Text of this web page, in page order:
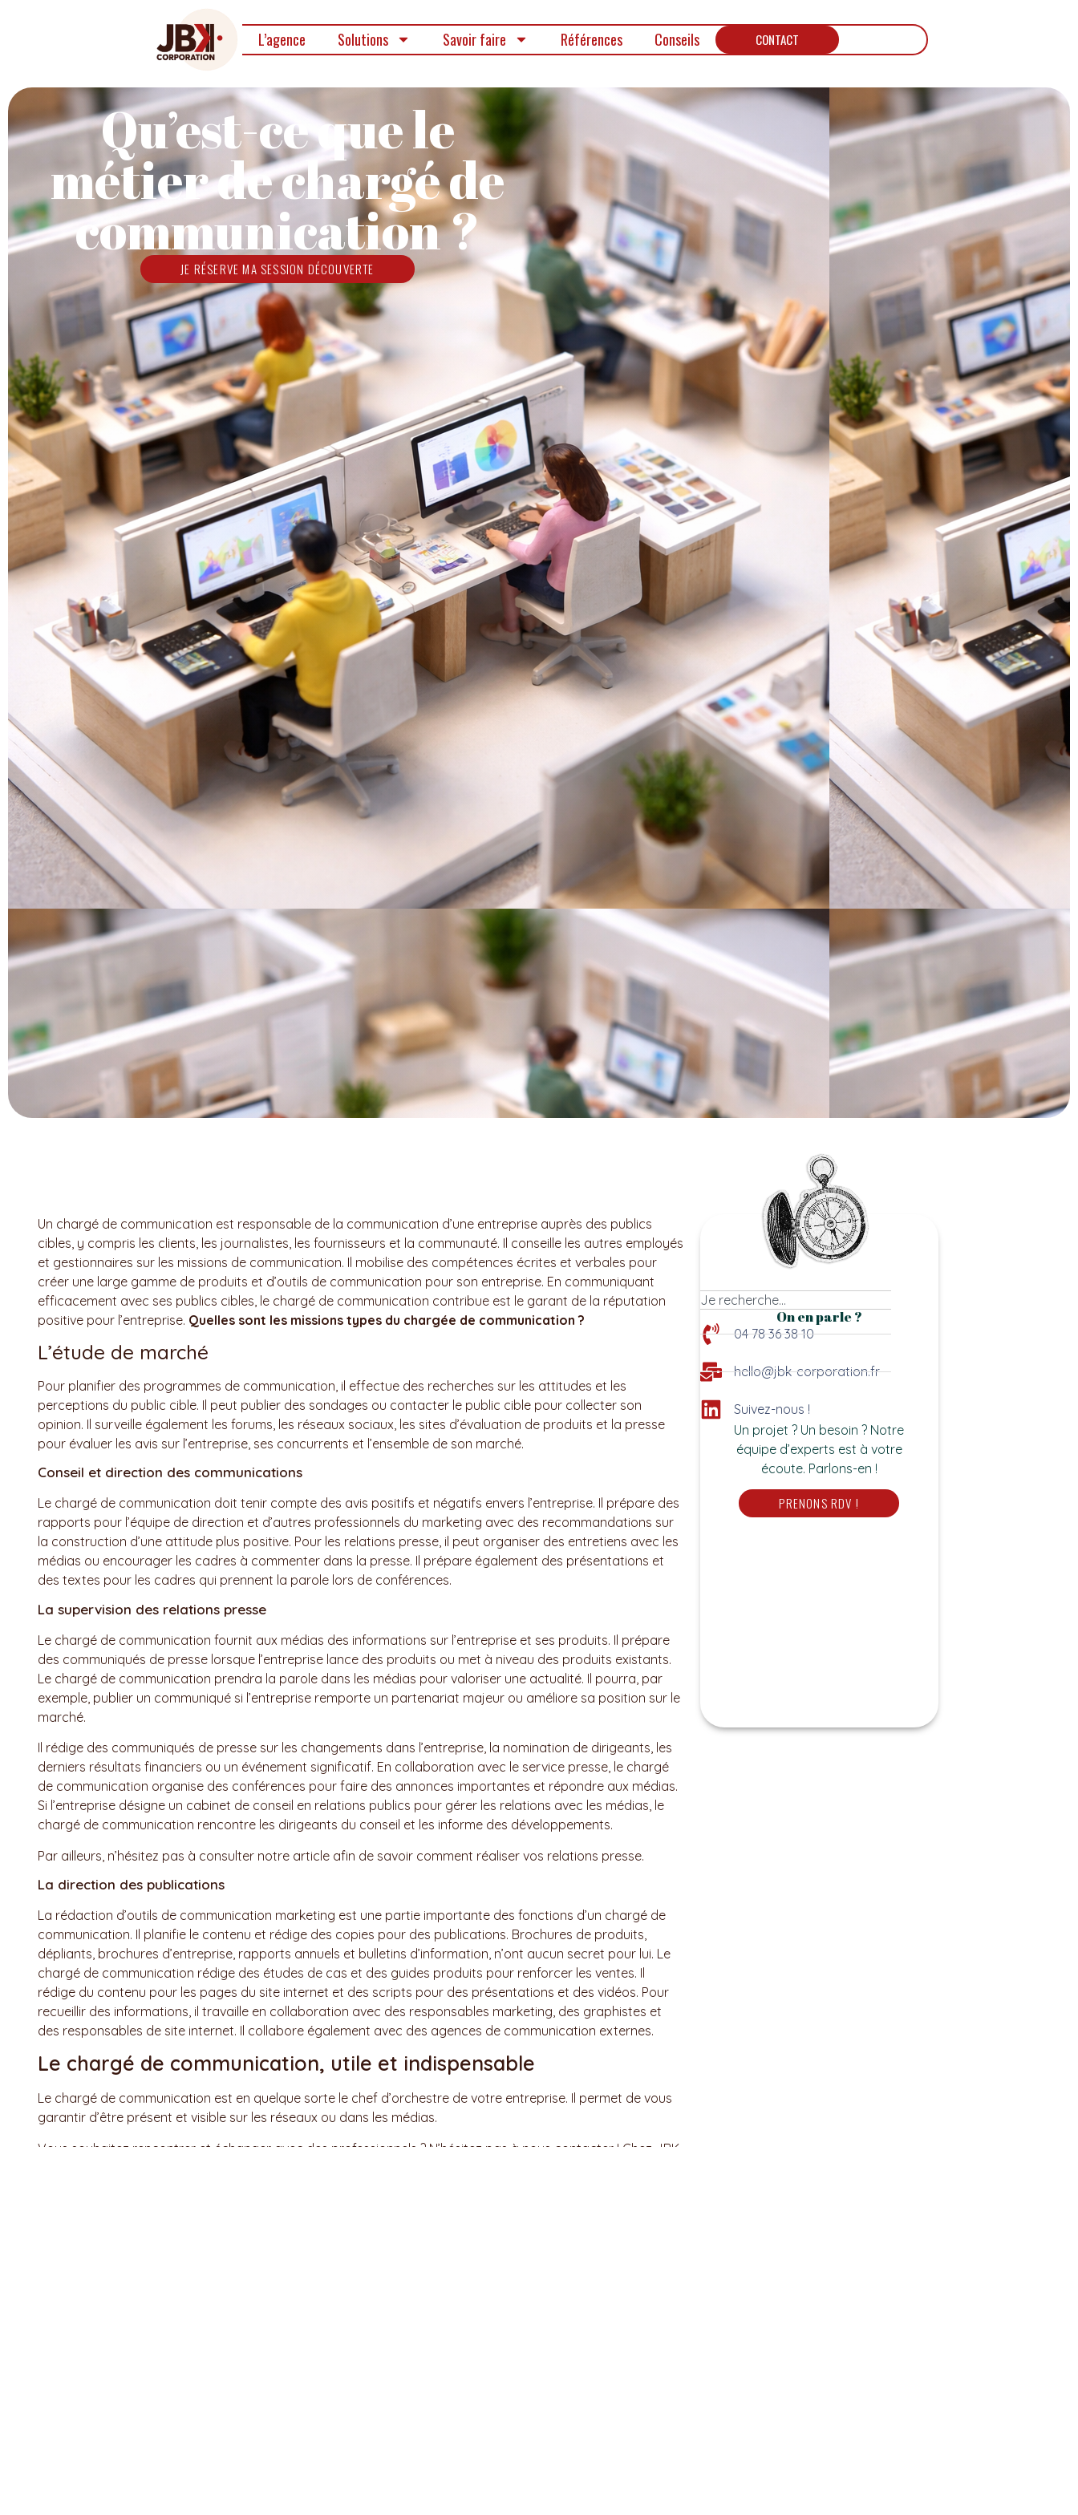
L’agence Solutions Savoir faire Références Conseils CONTACT
Qu’est-ce que le
métier de chargé de
communication ?
JE RÉSERVE MA SESSION DÉCOUVERTE
Un chargé de communication est responsable de la communication d’une entreprise auprès des publics
cibles, y compris les clients, les journalistes, les fournisseurs et la communauté. Il conseille les autres employés
et gestionnaires sur les missions de communication. Il mobilise des compétences écrites et verbales pour
créer une large gamme de produits et d’outils de communication pour son entreprise. En communiquant
efficacement avec ses publics cibles, le chargé de communication contribue est le garant de la réputation
positive pour l’entreprise. Quelles sont les missions types du chargée de communication ?
L’étude de marché
Pour planifier des programmes de communication, il effectue des recherches sur les attitudes et les
perceptions du public cible. Il peut publier des sondages ou contacter le public cible pour collecter son
opinion. Il surveille également les forums, les réseaux sociaux, les sites d’évaluation de produits et la presse
pour évaluer les avis sur l’entreprise, ses concurrents et l’ensemble de son marché.
Conseil et direction des communications
Le chargé de communication doit tenir compte des avis positifs et négatifs envers l’entreprise. Il prépare des
rapports pour l’équipe de direction et d’autres professionnels du marketing avec des recommandations sur
la construction d’une attitude plus positive. Pour les relations presse, il peut organiser des entretiens avec les
médias ou encourager les cadres à commenter dans la presse. Il prépare également des présentations et
des textes pour les cadres qui prennent la parole lors de conférences.
La supervision des relations presse
Le chargé de communication fournit aux médias des informations sur l’entreprise et ses produits. Il prépare
des communiqués de presse lorsque l’entreprise lance des produits ou met à niveau des produits existants.
Le chargé de communication prendra la parole dans les médias pour valoriser une actualité. Il pourra, par
exemple, publier un communiqué si l’entreprise remporte un partenariat majeur ou améliore sa position sur le
marché.
Il rédige des communiqués de presse sur les changements dans l’entreprise, la nomination de dirigeants, les
derniers résultats financiers ou un événement significatif. En collaboration avec le service presse, le chargé
de communication organise des conférences pour faire des annonces importantes et répondre aux médias.
Si l’entreprise désigne un cabinet de conseil en relations publics pour gérer les relations avec les médias, le
chargé de communication rencontre les dirigeants du conseil et les informe des développements.
Par ailleurs, n’hésitez pas à consulter notre article afin de savoir comment réaliser vos relations presse.
La direction des publications
La rédaction d’outils de communication marketing est une partie importante des fonctions d’un chargé de
communication. Il planifie le contenu et rédige des copies pour des publications. Brochures de produits,
dépliants, brochures d’entreprise, rapports annuels et bulletins d’information, n’ont aucun secret pour lui. Le
chargé de communication rédige des études de cas et des guides produits pour renforcer les ventes. Il
rédige du contenu pour les pages du site internet et des scripts pour des présentations et des vidéos. Pour
recueillir des informations, il travaille en collaboration avec des responsables marketing, des graphistes et
des responsables de site internet. Il collabore également avec des agences de communication externes.
Le chargé de communication, utile et indispensable
Le chargé de communication est en quelque sorte le chef d’orchestre de votre entreprise. Il permet de vous
garantir d’être présent et visible sur les réseaux ou dans les médias.
Vous souhaitez rencontrer et échanger avec des professionnels ? N’hésitez pas à nous contacter ! Chez JBK
On en parle ?
04 78 36 38 10
hello@jbk-corporation.fr
Suivez-nous !
Un projet ? Un besoin ? Notre
équipe d’experts est à votre
écoute. Parlons-en !
PRENONS RDV !